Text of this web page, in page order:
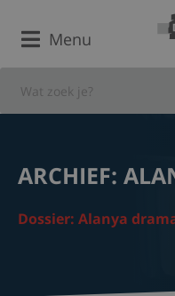
Menu
ARCHIEF:
Dossier: Alanya